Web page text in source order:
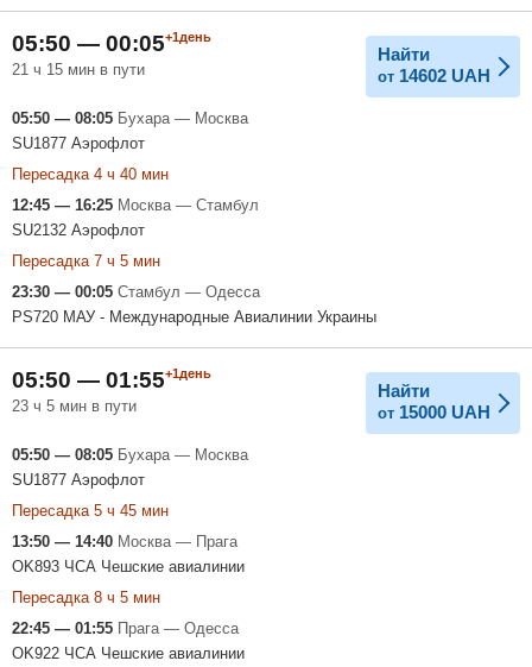
05:50 — 00:05+1день
21 ч 15 мин в пути
Найти
от 14602 UAH
05:50 — 08:05 Бухара — Москва
SU1877 Аэрофлот
Пересадка 4 ч 40 мин
12:45 — 16:25 Москва — Стамбул
SU2132 Аэрофлот
Пересадка 7 ч 5 мин
23:30 — 00:05 Стамбул — Одесса
PS720 МАУ - Международные Авиалинии Украины
05:50 — 01:55+1день
23 ч 5 мин в пути
Найти
от 15000 UAH
05:50 — 08:05 Бухара — Москва
SU1877 Аэрофлот
Пересадка 5 ч 45 мин
13:50 — 14:40 Москва — Прага
OK893 ЧСА Чешские авиалинии
Пересадка 8 ч 5 мин
22:45 — 01:55 Прага — Одесса
OK922 ЧСА Чешские авиалинии